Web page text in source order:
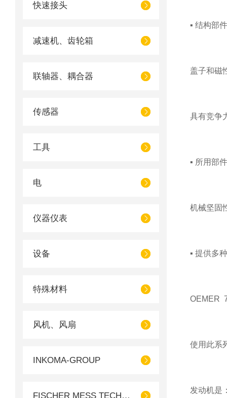
快速接头
减速机、齿轮箱
联轴器、耦合器
传感器
工具
电
仪器仪表
设备
特殊材料
风机、风扇
INKOMA-GROUP
FISCHER MESS TECHNIK
▪ 结构部
盖子和磁
具有竞争
▪ 所用部
机械坚固
▪ 提供多
OEMER
使用此系
发动机是